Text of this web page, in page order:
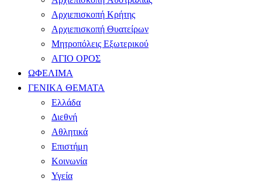
Αρχιεπισκοπή Κρήτης
Αρχιεπισκοπή Θυατείρων
Μητροπόλεις Εξωτερικού
ΑΓΙΟ ΟΡΟΣ
ΩΦΕΛΙΜΑ
ΓΕΝΙΚΑ ΘΕΜΑΤΑ
Ελλάδα
Διεθνή
Αθλητικά
Επιστήμη
Κοινωνία
Υγεία